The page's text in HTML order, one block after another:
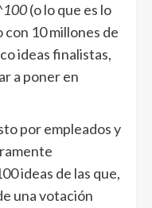
(o lo que es lo
con 10 millones de
ideas finalistas,
a poner en
por empleados y
ideas de las que,
una votación